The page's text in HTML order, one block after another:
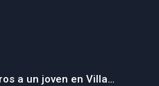
a un joven en Villa…